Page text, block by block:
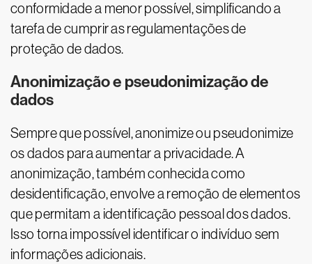
conformidade a menor possível, simplificando a
tarefa de cumprir as regulamentações de
proteção de dados.
Anonimização e pseudonimização de
dados
Sempre que possível, anonimize ou pseudonimize
os dados para aumentar a privacidade. A
anonimização, também conhecida como
desidentificação, envolve a remoção de elementos
que permitam a identificação pessoal dos dados.
Isso torna impossível identificar o indivíduo sem
informações adicionais.